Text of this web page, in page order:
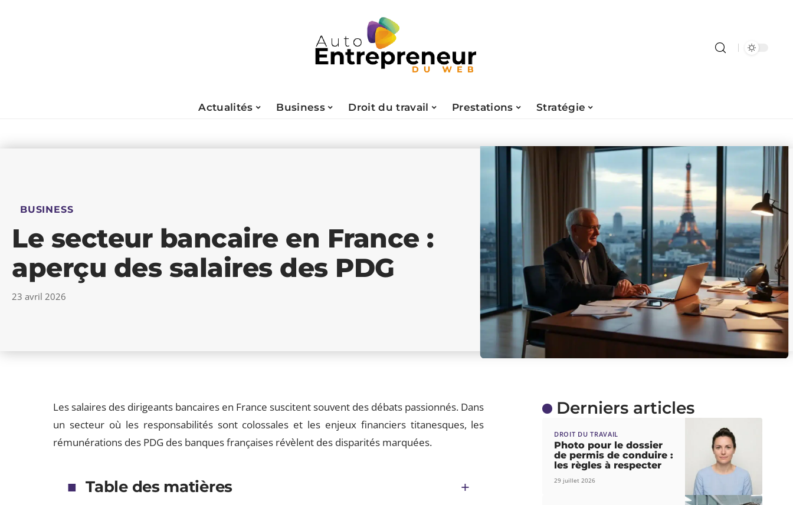
Actualités Business Droit du travail Prestations Stratégie
BUSINESS
Le secteur bancaire en France :
aperçu des salaires des PDG
23 avril 2026
Les salaires des dirigeants bancaires en France suscitent souvent des débats passionnés. Dans
un secteur où les responsabilités sont colossales et les enjeux financiers titanesques, les
rémunérations des PDG des banques françaises révèlent des disparités marquées.
Table des matières
Derniers articles
DROIT DU TRAVAIL
Photo pour le dossier
de permis de conduire :
les règles à respecter
29 juillet 2026